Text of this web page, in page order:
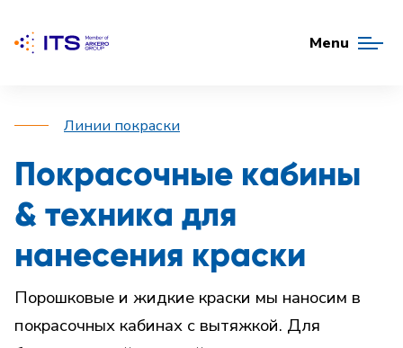
Menu
Линии покраски
Покрасочные кабины
& техника для
нанесения краски
Порошковые и жидкие краски мы наносим в
покрасочных кабинах с вытяжкой. Для